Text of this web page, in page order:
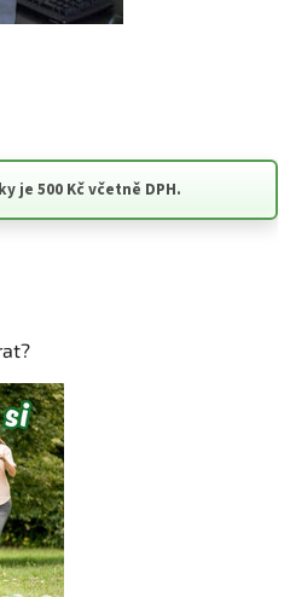
je 500 Kč včetně DPH.